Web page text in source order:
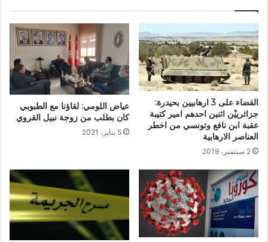
القضاء على 3 ارهابيين بحيدرة:
جزائرييْن اثنين احدهم امير كتيبة
عقبة ابن نافع وتونسي من اخطر
العناصر الارهابية
2 سبتمبر، 2019
عياض اللومي: لقاؤنا مع الطبوبي
كان بطلب من زوجة نبيل القروي
5 يناير، 2021